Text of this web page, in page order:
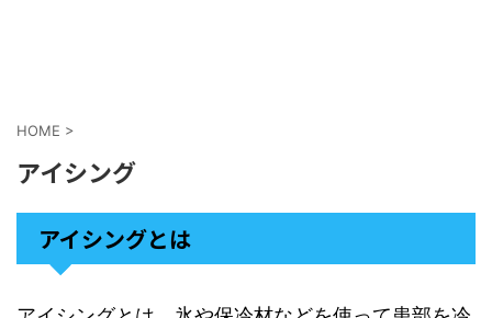
HOME >
アイシング
アイシングとは